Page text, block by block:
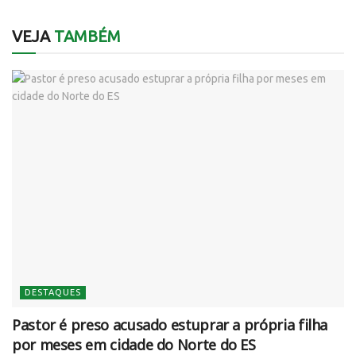
VEJATAMBÉM
DESTAQUES
Pastor é preso acusado estuprar a própria filha
por meses em cidade do Norte do ES